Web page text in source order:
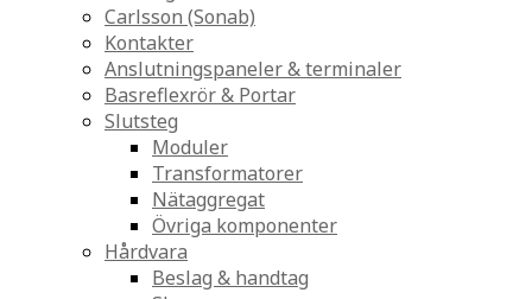
Carlsson (Sonab)
Kontakter
Anslutningspaneler & terminaler
Basreflexrör & Portar
Slutsteg
Moduler
Transformatorer
Nätaggregat
Övriga komponenter
Hårdvara
Beslag & handtag